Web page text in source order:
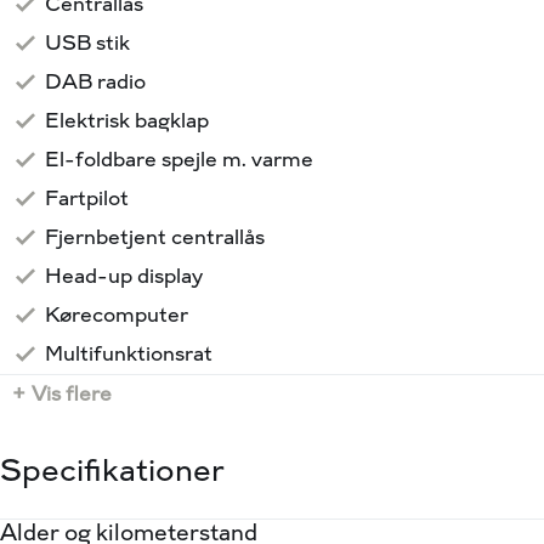
huset.
USB stik
DAB radio
Elektrisk bagklap
El-foldbare spejle m. varme
Fartpilot
Fjernbetjent centrallås
Head-up display
Kørecomputer
Multifunktionsrat
+ Vis flere
Specifikationer
Alder og kilometerstand
Motor og ydelse
Elektriske egenskaber
Rummelighed og mål
Økonomi